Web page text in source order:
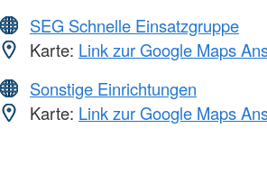
SEG Schnelle Einsatzgruppe
Karte: Link zur Google Maps
Sonstige Einrichtungen
Karte: Link zur Google Maps